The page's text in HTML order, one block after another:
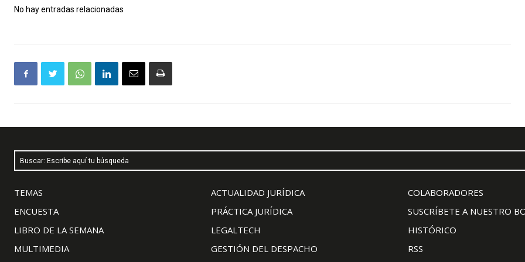
No hay entradas relacionadas
Buscar: Escribe aquí tu búsqueda
TEMAS
ENCUESTA
LIBRO DE LA SEMANA
MULTIMEDIA
ACTUALIDAD JURÍDICA
PRÁCTICA JURÍDICA
LEGALTECH
GESTIÓN DEL DESPACHO
COLABORADORES
SUSCRÍBETE A NUESTRO
HISTÓRICO
RSS